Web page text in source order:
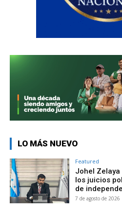
LO MÁS NUEVO
Featured
Johel Zelaya
los juicios
de
7 de agosto de 2026